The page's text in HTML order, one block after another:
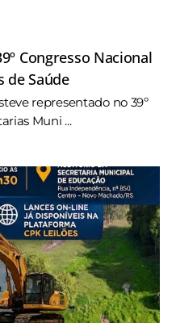
Congresso Nacional
de Saúde
representado no 39º
Muni ...